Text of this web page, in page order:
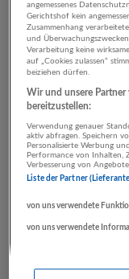
1
angemessenes
Gerichtshof kein
Zusammenhang
und
Verarbeitung keine
auf „Cookies zulassen“
beiziehen dürfen.
Wir und unsere Partner
bereitzustellen:
Verwendung genauer
aktiv abfragen. Speichern
Personalisierte Werbung
Performance von Inhalten,
Verbesserung von
Liste der Partner
von uns verwendete
von uns verwendete